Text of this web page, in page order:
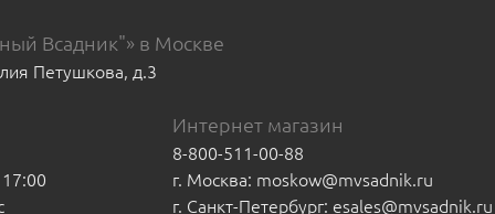
Всадник"» в Москве
Петушкова, д.3
Интернет магазин
8-800-511-00-88
г. Москва: moskow@mvsadnik.ru
г. Санкт-Петербург: esales@mvsadnik.ru